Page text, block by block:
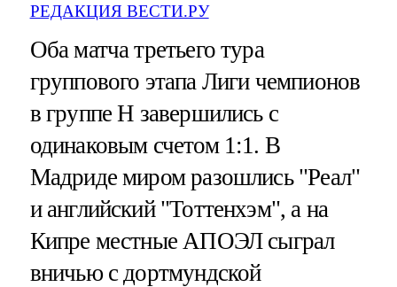
РЕДАКЦИЯ ВЕСТИ.РУ
Оба матча третьего тура
группового этапа Лиги чемпионов
в группе Н завершились с
одинаковым счетом 1:1. В
Мадриде миром разошлись "Реал"
и английский "Тоттенхэм", а на
Кипре местные АПОЭЛ сыграл
вничью с дортмундской